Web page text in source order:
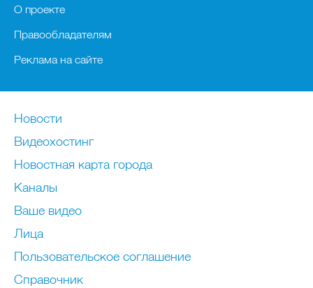
О проекте
Правообладателям
Реклама на сайте
Новости
Видеохостинг
Новостная карта города
Каналы
Ваше видео
Лица
Пользовательское соглашение
Справочник